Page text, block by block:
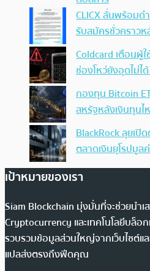
CLICX ลั่นพร้อม
รับสมัครชั่วคราว
Coldcard เตือนผู้
ช่องโหว่ยังอุดไม่ไ
กองทุน Bitcoin
สหรัฐหลังเงินทุน
BlackRock ลุยเปิ
ตลาดเงินยุโรปมูล
เป้าหมายของเรา
Siam Blockchain มุ่งมั่นที่จะช่วยนำเ
Cryptocurrency และเทคโนโลยีบล็อ
รวบรวมข้อมูลส่วนใหญ่จากเว็บไซต์แ
แปลส่งตรงถึงฟีดคุณ